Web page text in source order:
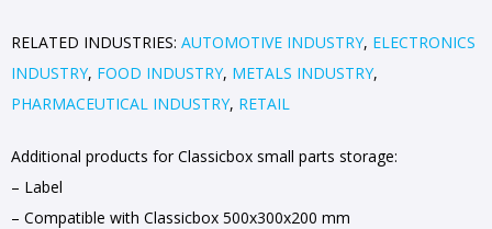
RELATED INDUSTRIES: AUTOMOTIVE INDUSTRY, ELECTRONICS
INDUSTRY, FOOD INDUSTRY, METALS INDUSTRY,
PHARMACEUTICAL INDUSTRY, RETAIL
Additional products for Classicbox small parts storage:
– Label
– Compatible with Classicbox 500x300x200 mm